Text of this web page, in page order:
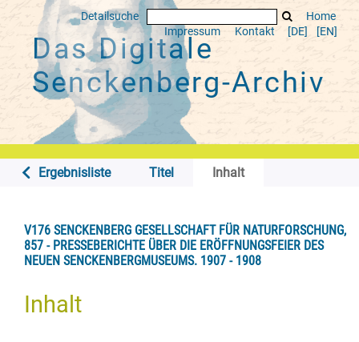
Detailsuche
Home
Impressum
Kontakt [DE] [EN]
Das Digitale
Senckenberg-Archiv
Ergebnisliste Titel Inhalt
V176 SENCKENBERG GESELLSCHAFT FÜR NATURFORSCHUNG,
857 - PRESSEBERICHTE ÜBER DIE ERÖFFNUNGSFEIER DES
NEUEN SENCKENBERGMUSEUMS. 1907 - 1908
Inhalt